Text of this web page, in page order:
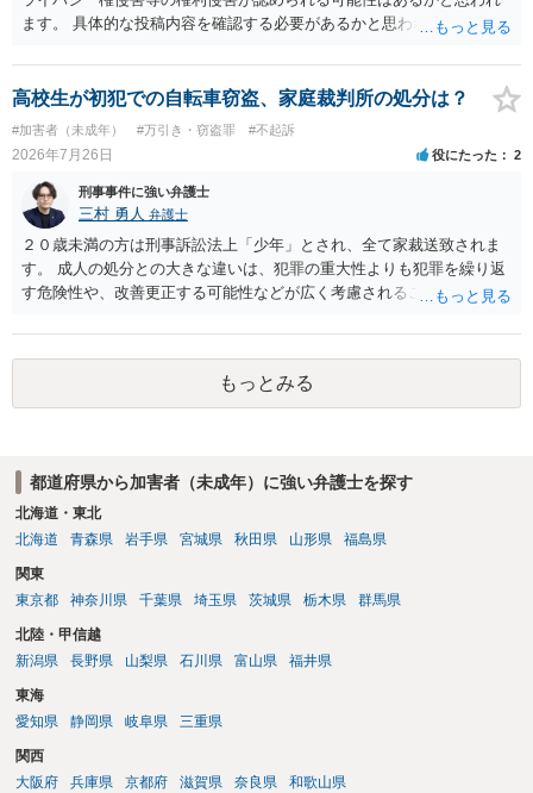
ての注意点として、まず参加費がすべて会場代の実費に充てられてい
とを明確にしておくことが大切です。また、自治会館の管理者に対
し、参加費の集金を含む利用目的を事前に正確に伝えて了解を得てお
ます。 具体的な投稿内容を確認する必要があるかと思われますので、
でしょう。
高校生が初犯での自転車窃盗、家庭裁判所の処分は？
#加害者（未成年） #万引き・窃盗罪 #不起訴
2026年7月26日 役にたった 2
刑事事件に強い弁護士
三村 勇人 弁護士
２０歳未満の方は刑事訴訟法上「少年」とされ、全て家裁送致されま
す。 成人の処分との大きな違いは、犯罪の重大性よりも犯罪を繰り返
す危険性や、改善更正する可能性などが広く考慮されることです。 そ
年とされ、犯罪を犯していなくとも、不良交友等が原因で、保護観察
や少年院送致される可能性もあります。 本件生活状況が分かりません
ので、適切なアドバイスがしにくいのですが、通常初犯の自転車窃盗
で生活環境が整っていれば、審判不開始か不処分となる可能性はあり
もっとみる
都道府県から加害者（未成年）に強い弁護士を探す
北海道・東北
北海道
青森県 岩手県 宮城県 秋田県 山形県 福島県
関東
東京都
神奈川県 千葉県 埼玉県 茨城県 栃木県 群馬県
北陸・甲信越
新潟県
長野県 山梨県 石川県 富山県 福井県
東海
愛知県
静岡県 岐阜県 三重県
関西
大阪府
兵庫県 京都府 滋賀県 奈良県 和歌山県